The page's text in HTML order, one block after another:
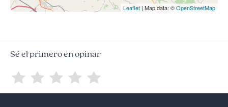
Leaflet | Map data: ©OpenStreetMap
Sé el primero en opinar